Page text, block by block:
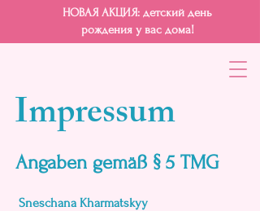
НОВАЯ АКЦИЯ: детский день
рождения у вас дома!
Impressum
Angaben gemäß § 5 TMG
Sneschana Kharmatskyy